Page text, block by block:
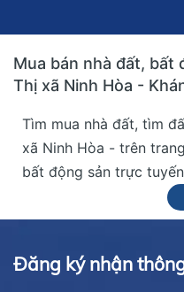
Mua bán nhà đất, bất
Thị xã Ninh Hòa -
Tìm mua nhà đất, tìm
xã Ninh Hòa - trên
bất động sản trực
Đăng ký nhận